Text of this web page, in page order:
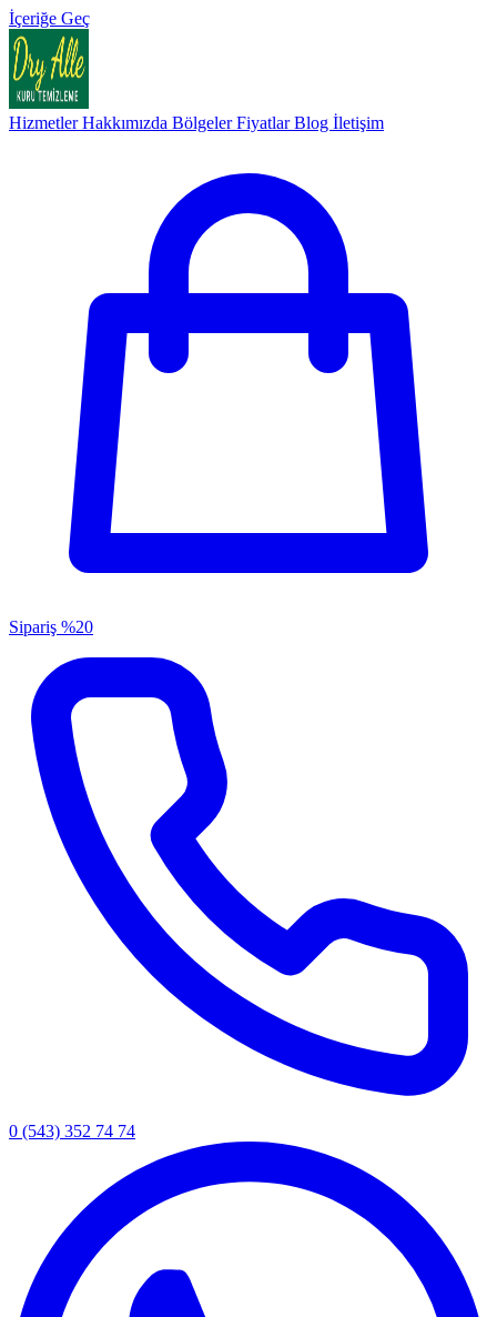
İçeriğe Geç
HizmetlerHakkımızda BölgelerFiyatlarBlog İletişim
Sipariş %20
0 (543) 352 74 74